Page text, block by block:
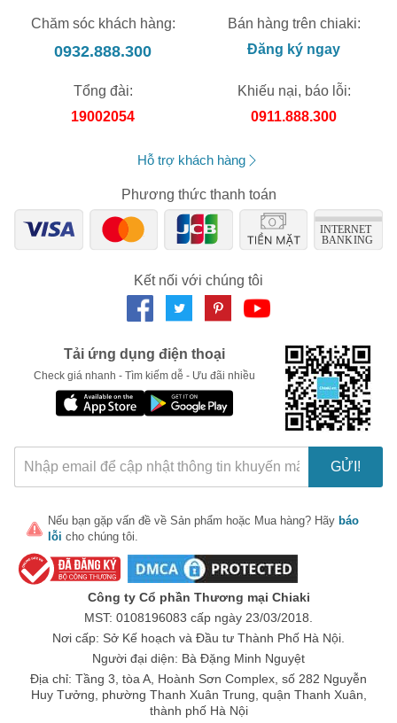
Chăm sóc khách hàng:
0932.888.300
Bán hàng trên chiaki:
Đăng ký ngay
Tổng đài:
19002054
Khiếu nại, báo lỗi:
0911.888.300
Hỗ trợ khách hàng
Phương thức thanh toán
Kết nối với chúng tôi
Tải ứng dụng điện thoại
Check giá nhanh - Tìm kiếm dễ - Ưu đãi nhiều
GỬI!
Nếu bạn gặp vấn đề về Sản phẩm hoặc Mua hàng? Hãy báo
lỗi cho chúng tôi.
Công ty Cổ phần Thương mại Chiaki
MST: 0108196083 cấp ngày 23/03/2018.
Nơi cấp: Sở Kế hoạch và Đầu tư Thành Phố Hà Nội.
Người đại diện: Bà Đặng Minh Nguyệt
Địa chỉ: Tầng 3, tòa A, Hoành Sơn Complex, số 282 Nguyễn
Huy Tưởng, phường Thanh Xuân Trung, quận Thanh Xuân,
thành phố Hà Nội
Mã Giảm Giá Dành Riêng Cho Bạn
Giảm ngay cho bất kỳ đơn hàng nào.
XXX-XXXX
Số lần áp dụng:
lần